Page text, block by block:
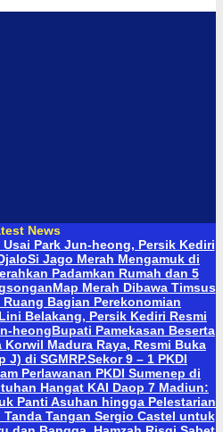
News
Park Jun-heong, Persik Kediri
Si Jago Merah Mengamuk di
Padamkan Rumah dan 5
Map Merah Dibawa Timsus
Bagian Perekonomian
Belakang, Persik Kediri Resmi
heongBupati Pamekasan Beserta
Korwil Madura Raya, Resmi Buka
J) di SGMRP.Sekor 9 – 1 PKDI
Perlawanan PKDI Sumenep di
Hangat KAI Daop 7 Madiun:
Panti Asuhan hingga Pelestarian
Tangan Sergio Castel untuk